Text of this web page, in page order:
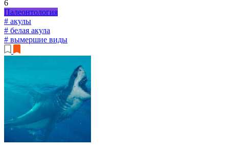
6
Палеонтология
# акулы
# белая акула
# вымершие виды